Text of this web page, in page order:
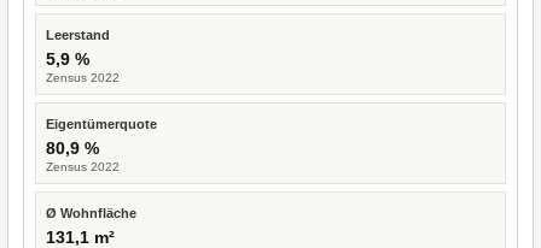
Leerstand
5,9 %
Zensus 2022
Eigentümerquote
80,9 %
Zensus 2022
Ø Wohnfläche
131,1 m²